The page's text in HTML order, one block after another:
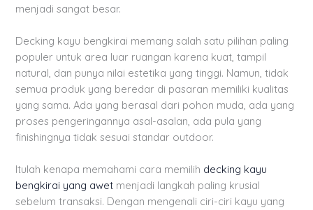
menjadi sangat besar.
Decking kayu bengkirai memang salah satu pilihan paling
populer untuk area luar ruangan karena kuat, tampil
natural, dan punya nilai estetika yang tinggi. Namun, tidak
semua produk yang beredar di pasaran memiliki kualitas
yang sama. Ada yang berasal dari pohon muda, ada yang
proses pengeringannya asal-asalan, ada pula yang
finishingnya tidak sesuai standar outdoor.
Itulah kenapa memahami cara memilih decking kayu
bengkirai yang awet menjadi langkah paling krusial
sebelum transaksi. Dengan mengenali ciri-ciri kayu yang